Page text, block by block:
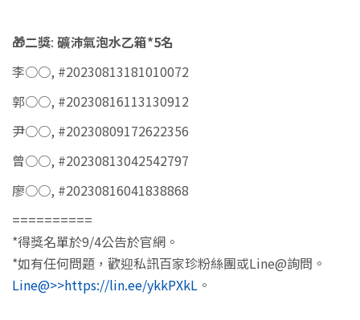
🎁二獎: 礦沛氣泡水乙箱*5名
李○○, #20230813181010072
郭○○, #20230816113130912
尹○○, #20230809172622356
曾○○, #20230813042542797
廖○○, #20230816041838868
==========
*得獎名單於9/4公告於官網。
*如有任何問題，歡迎私訊百家珍粉絲團或Line@詢問。
Line@>>https://lin.ee/ykkPXkL 。